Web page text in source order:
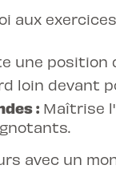
aux
une
loin devant
: Maîtrise
avec un